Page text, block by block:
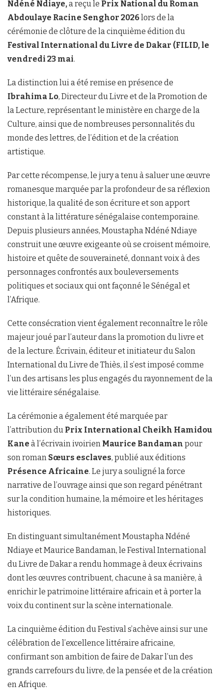
Ndéné Ndiaye,a reçu le Prix National du Roman
Abdoulaye Racine Senghor 2026lors de la
cérémonie de clôture de la cinquième édition du
Festival International du Livre de Dakar (FILID, le
vendredi 23 mai.
La distinction lui a été remise en présence de
Ibrahima Lo, Directeur du Livre et de la Promotion de
la Lecture, représentant le ministère en charge de la
Culture, ainsi que de nombreuses personnalités du
monde des lettres, de l’édition et de la création
artistique.
Par cette récompense, le jury a tenu à saluer une œuvre
romanesque marquée par la profondeur de sa réflexion
historique, la qualité de son écriture et son apport
constant à la littérature sénégalaise contemporaine.
Depuis plusieurs années, Moustapha Ndéné Ndiaye
construit une œuvre exigeante où se croisent mémoire,
histoire et quête de souveraineté, donnant voix à des
personnages confrontés aux bouleversements
politiques et sociaux qui ont façonné le Sénégal et
l’Afrique.
Cette consécration vient également reconnaître le rôle
majeur joué par l’auteur dans la promotion du livre et
de la lecture. Écrivain, éditeur et initiateur du Salon
International du Livre de Thiès, il s’est imposé comme
l’un des artisans les plus engagés du rayonnement de la
vie littéraire sénégalaise.
La cérémonie a également été marquée par
l’attribution du Prix International Cheikh Hamidou
Kane à l’écrivain ivoirien Maurice Bandaman pour
son roman Sœurs esclaves, publié aux éditions
Présence Africaine. Le jury a souligné la force
narrative de l’ouvrage ainsi que son regard pénétrant
sur la condition humaine, la mémoire et les héritages
historiques.
En distinguant simultanément Moustapha Ndéné
Ndiaye et Maurice Bandaman, le Festival International
du Livre de Dakar a rendu hommage à deux écrivains
dont les œuvres contribuent, chacune à sa manière, à
enrichir le patrimoine littéraire africain et à porter la
voix du continent sur la scène internationale.
La cinquième édition du Festival s’achève ainsi sur une
célébration de l’excellence littéraire africaine,
confirmant son ambition de faire de Dakar l’un des
grands carrefours du livre, de la pensée et de la création
en Afrique.